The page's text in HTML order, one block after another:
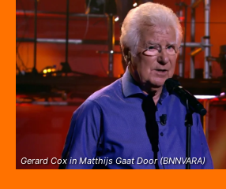
Gerard Cox in Matthijs Gaat Door (BNNVARA)